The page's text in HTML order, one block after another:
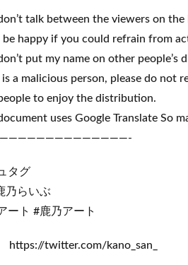
talk between the viewers on
be happy if you could refrain from
put my name on other
is a malicious person, please do not
to enjoy the distribution.
uses Google Translate So
タグ
乃らいぶ
ート #鹿乃アート
twitter.com/kano_san_